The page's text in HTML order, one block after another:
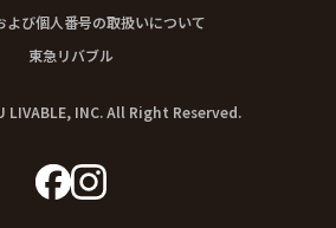
よび個人番号の取扱いについて
東急リバブル
LIVABLE, INC. All Right Reserved.